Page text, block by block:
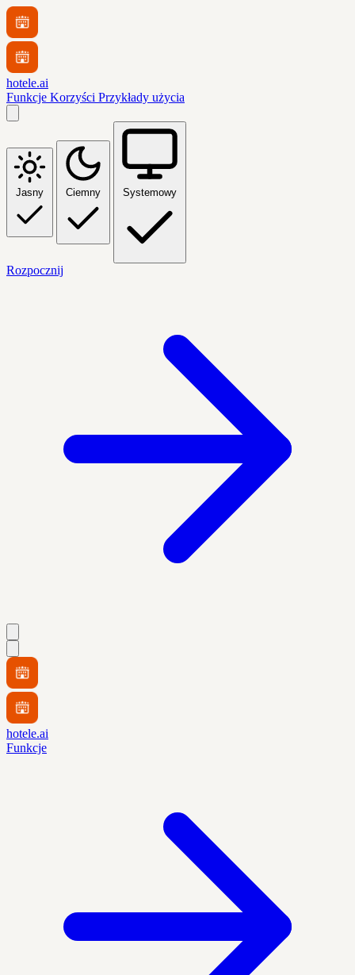
hotele.ai
Funkcje Korzyści Przykłady użycia
Jasny Ciemny Systemowy
Rozpocznij
hotele.ai
Funkcje